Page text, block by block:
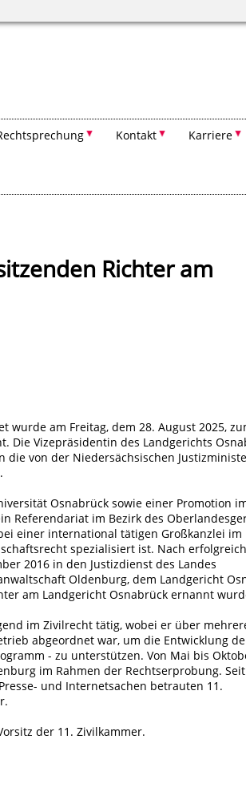
Kontakt Karriere
Richter am
wurde am Freitag, dem 28. August 2025,
Die Vizepräsidentin des Landgerichts
von der Niedersächsischen
Osnabrück sowie einer Promotion
Referendariat im Bezirk des
einer international tätigen Großkanzlei im
spezialisiert ist. Nach
2016 in den Justizdienst des Landes
Oldenburg, dem Landgericht
am Landgericht Osnabrück ernannt
im Zivilrecht tätig, wobei er über
abgeordnet war, um die Entwicklung
- zu unterstützen. Von Mai bis
im Rahmen der Rechtserprobung.
und Internetsachen betrauten 11.
der 11. Zivilkammer.